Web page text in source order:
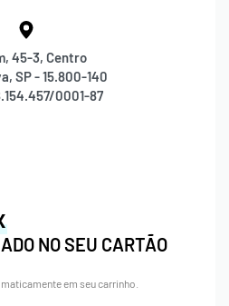
45-3, Centro
SP - 15.800-140
0001-87
NO SEU CARTÃO
em seu carrinho.